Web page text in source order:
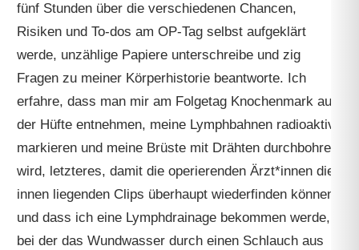
fünf Stunden über die verschiedenen Chancen,
Risiken und To-dos am OP-Tag selbst aufgeklärt
werde, unzählige Papiere unterschreibe und zig
Fragen zu meiner Körperhistorie beantworte. Ich
erfahre, dass man mir am Folgetag Knochenmark aus
der Hüfte entnehmen, meine Lymphbahnen radioaktiv
markieren und meine Brüste mit Drähten durchbohren
wird, letzteres, damit die operierenden Ärzt*innen die
innen liegenden Clips überhaupt wiederfinden können,
und dass ich eine Lymphdrainage bekommen werde,
bei der das Wundwasser durch einen Schlauch aus